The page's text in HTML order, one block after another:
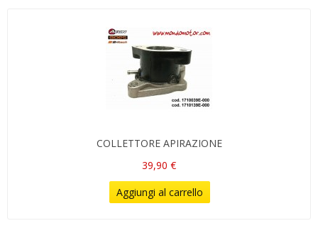
COLLETTORE APIRAZIONE
39,90 €
Aggiungi al carrello